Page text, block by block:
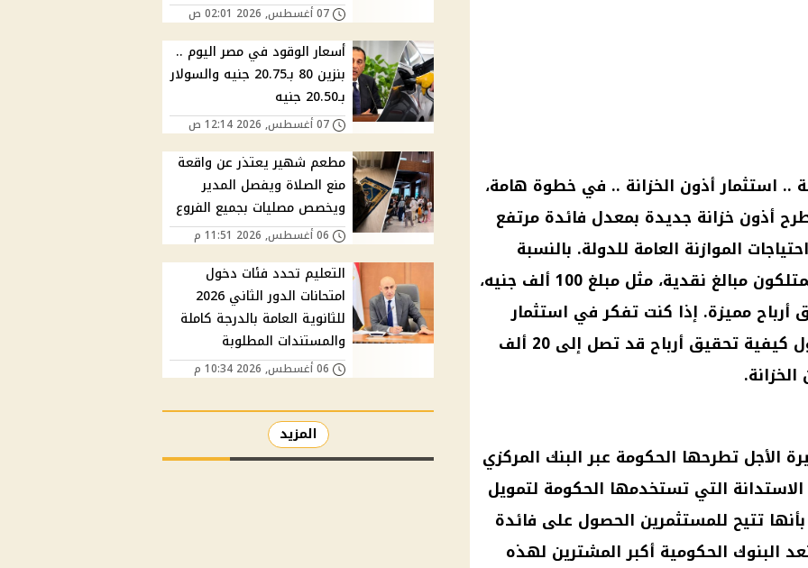
.. استثمار أذون الخزانة .. في خطوة هامة،
أذون خزانة جديدة بمعدل فائدة مرتفع
الموازنة العامة للدولة. بالنسبة
للمستثمرين والمواطنين الذين يمتلكون مبالغ نقدية، مثل مبلغ 100 ألف جنيه،
مميزة. إذا كنت تفكر في استثمار
أموالك، فإليك جميع التفاصيل حول كيفية تحقيق أرباح قد تصل إلى 20 ألف
الأجل تطرحها الحكومة عبر البنك المركزي
التي تستخدمها الحكومة لتمويل
بأنها تتيح للمستثمرين الحصول على فائدة
البنوك الحكومية أكبر المشترين لهذه
07 أغسطس, 2026 02:01 ص
أسعار الوقود في مصر اليوم ..
بنزين 80 بـ20.75 جنيه والسولار
بـ20.50 جنيه
07 أغسطس, 2026 12:14 ص
مطعم شهير يعتذر عن واقعة
منع الصلاة ويفصل المدير
ويخصص مصليات بجميع الفروع
06 أغسطس, 2026 11:51 م
التعليم تحدد فئات دخول
امتحانات الدور الثاني 2026
للثانوية العامة بالدرجة كاملة
والمستندات المطلوبة
06 أغسطس, 2026 10:34 م
المزيد